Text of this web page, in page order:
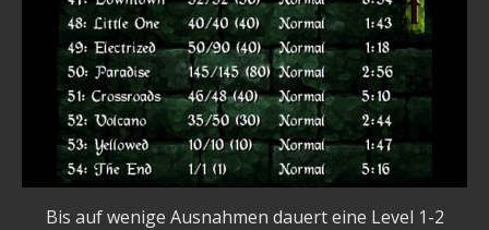
Bis auf wenige Ausnahmen dauert eine Level 1-2